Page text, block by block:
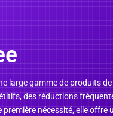
large gamme de produits
des réductions
nécessité, elle